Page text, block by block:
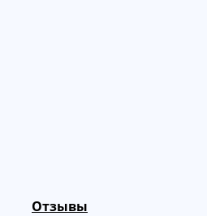
Отзывы